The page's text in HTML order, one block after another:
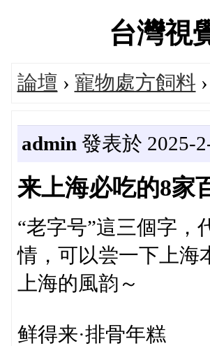
台灣視
論壇 › 寵物處方飼料
admin 發表於 2025-
来上海必吃的8家
“老字号”這三個字，
情，可以尝一下上海
上海的風韵～
鲜得来·排骨年糕